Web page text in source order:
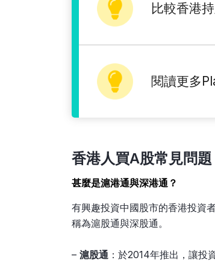
比較香港
閱讀更多
香港人買A股常見問題
甚麼是滬港通與深港通？
有興趣投資中國股市的香港投資
稱為滬股通與深股通。
– 滬股通 ：於2014年推出，讓投